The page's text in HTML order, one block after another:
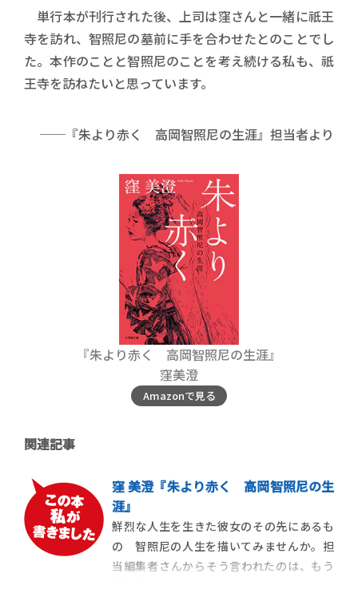
単行本が刊行された後、上司は窪さんと一緒に祇王
寺を訪れ、智照尼の墓前に手を合わせたとのことでし
た。本作のことと智照尼のことを考え続ける私も、祇
王寺を訪ねたいと思っています。
──『朱より赤く 高岡智照尼の生涯』担当者より
『朱より赤く 高岡智照尼の生涯』
窪美澄
Amazonで見る
関連記事
窪 美澄『朱より赤く 高岡智照尼の生
涯』
鮮烈な人生を生きた彼女のその先にあるも
の 智照尼の人生を描いてみませんか。担
当編集者さんからそう言われたのは、もう